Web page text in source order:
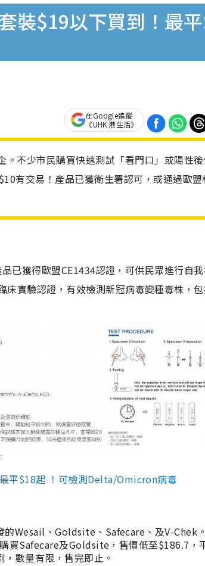
裝$19以下買到！最
在Google追蹤
《UHK 港生活》
不少市民購買快速測試「看門口」或陽性
有交易！產品已獲衛生署認可，或通過歐盟
已獲得歐盟CE1434認證，可供民眾進行自
實驗認證，有效檢測新冠病毒變種毒株，
平$18起 ！可檢測Delta/Omicron病毒
的Wesail、Goldsite、Safecare、及V-Chek
買Safecare及Goldsite，售價低至$186.7，
數量有限，售完即止。